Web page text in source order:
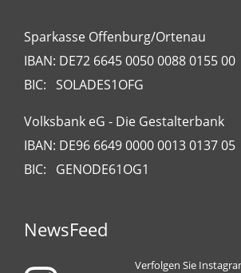
Sparkasse Offenburg/Ortenau
IBAN: DE72 6645 0050 0088 0155 00
BIC: SOLADES1OFG
Volksbank eG - Die Gestalterbank
IBAN: DE96 6649 0000 0013 0137 05
BIC: GENODE61OG1
NewsFeed
Verfolgen Sie